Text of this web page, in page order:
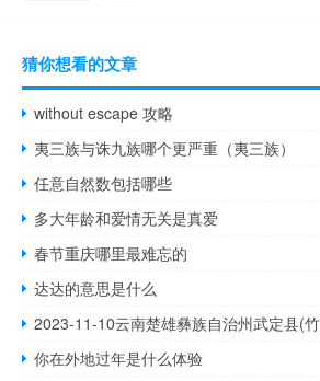
猜你想看的文章
without escape 攻略
夷三族与诛九族哪个更严重（夷三族）
任意自然数包括哪些
多大年龄和爱情无关是真爱
春节重庆哪里最难忘的
达达的意思是什么
2023-11-10云南楚雄彝族自治州武定县(
你在外地过年是什么体验